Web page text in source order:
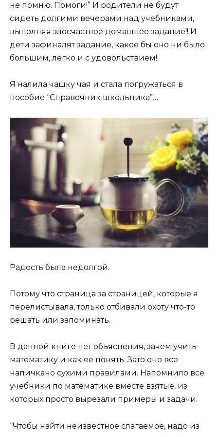
не помню. Помоги!” И родители не будут
сидеть долгими вечерами над учебниками,
выполняя злосчастное домашнее задание!! И
дети зафиналят задание, какое бы оно ни было
большим, легко и с удовольствием!
Я налила чашку чая и стала погружаться в
пособие “Справочник школьника”…
Радость была недолгой.
Потому что страница за страницей, которые я
перелистывала, только отбивали охоту что-то
решать или запоминать.
В данной книге нет объяснения, зачем учить
математику и как ее понять. Зато оно все
напичкано сухими правилами. Напомнило все
учебники по математике вместе взятые, из
которых просто вырезали примеры и задачи.
“Чтобы найти неизвестное слагаемое, надо из